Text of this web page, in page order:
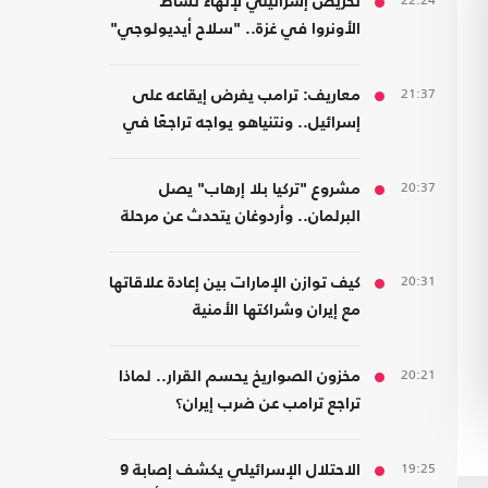
الأونروا في غزة.. "سلاح أيديولوجي"
21:37
معاريف: ترامب يفرض إيقاعه على
إسرائيل.. ونتنياهو يواجه تراجعًا في
20:37
مشروع "تركيا بلا إرهاب" يصل
البرلمان.. وأردوغان يتحدث عن مرحلة
20:31
كيف توازن الإمارات بين إعادة علاقاتها
مع إيران وشراكتها الأمنية
20:21
مخزون الصواريخ يحسم القرار.. لماذا
تراجع ترامب عن ضرب إيران؟
19:25 الاحتلال الإسرائيلي يكشف إصابة 9